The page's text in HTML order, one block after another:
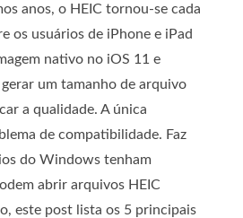
anos, o HEIC tornou-se cada
os usuários de iPhone e iPad
nativo no iOS 11 e
um tamanho de arquivo
a qualidade. A única
de compatibilidade. Faz
do Windows tenham
abrir arquivos HEIC
este post lista os 5 principais